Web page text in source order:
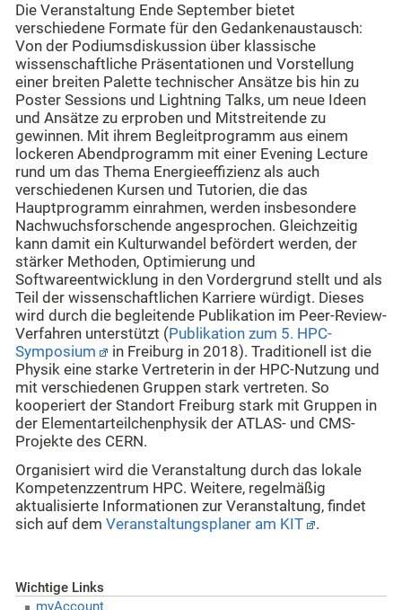
Die Veranstaltung Ende September bietet
verschiedene Formate für den Gedankenaustausch:
Von der Podiumsdiskussion über klassische
wissenschaftliche Präsentationen und Vorstellung
einer breiten Palette technischer Ansätze bis hin zu
Poster Sessions und Lightning Talks, um neue Ideen
und Ansätze zu erproben und Mitstreitende zu
gewinnen. Mit ihrem Begleitprogramm aus einem
lockeren Abendprogramm mit einer Evening Lecture
rund um das Thema Energieeffizienz als auch
verschiedenen Kursen und Tutorien, die das
Hauptprogramm einrahmen, werden insbesondere
Nachwuchsforschende angesprochen. Gleichzeitig
kann damit ein Kulturwandel befördert werden, der
stärker Methoden, Optimierung und
Softwareentwicklung in den Vordergrund stellt und als
Teil der wissenschaftlichen Karriere würdigt. Dieses
wird durch die begleitende Publikation im Peer-Review-
Verfahren unterstützt (Publikation zum 5. HPC-
Symposium
in Freiburg in 2018). Traditionell ist die
Physik eine starke Vertreterin in der HPC-Nutzung und
mit verschiedenen Gruppen stark vertreten. So
kooperiert der Standort Freiburg stark mit Gruppen in
der Elementarteilchenphysik der ATLAS- und CMS-
Projekte des CERN.
Organisiert wird die Veranstaltung durch das lokale
Kompetenzzentrum HPC. Weitere, regelmäßig
aktualisierte Informationen zur Veranstaltung, findet
sich auf dem Veranstaltungsplaner am KIT .
Wichtige Links
myAccount